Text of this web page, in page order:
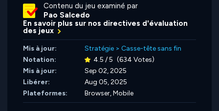
Contenu du jeu examiné par
Pao Salcedo
En savoir plus sur nos directives d'évaluation
des jeux
Mis à jour: Stratégie > Casse-tête sans fin
Notation:
4.5 / 5 (634 Votes)
Mis à jour:
Sep 02, 2025
Libérer:
Aug 05, 2025
Plateformes:
Browser, Mobile